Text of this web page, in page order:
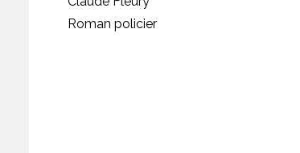
Roman policier